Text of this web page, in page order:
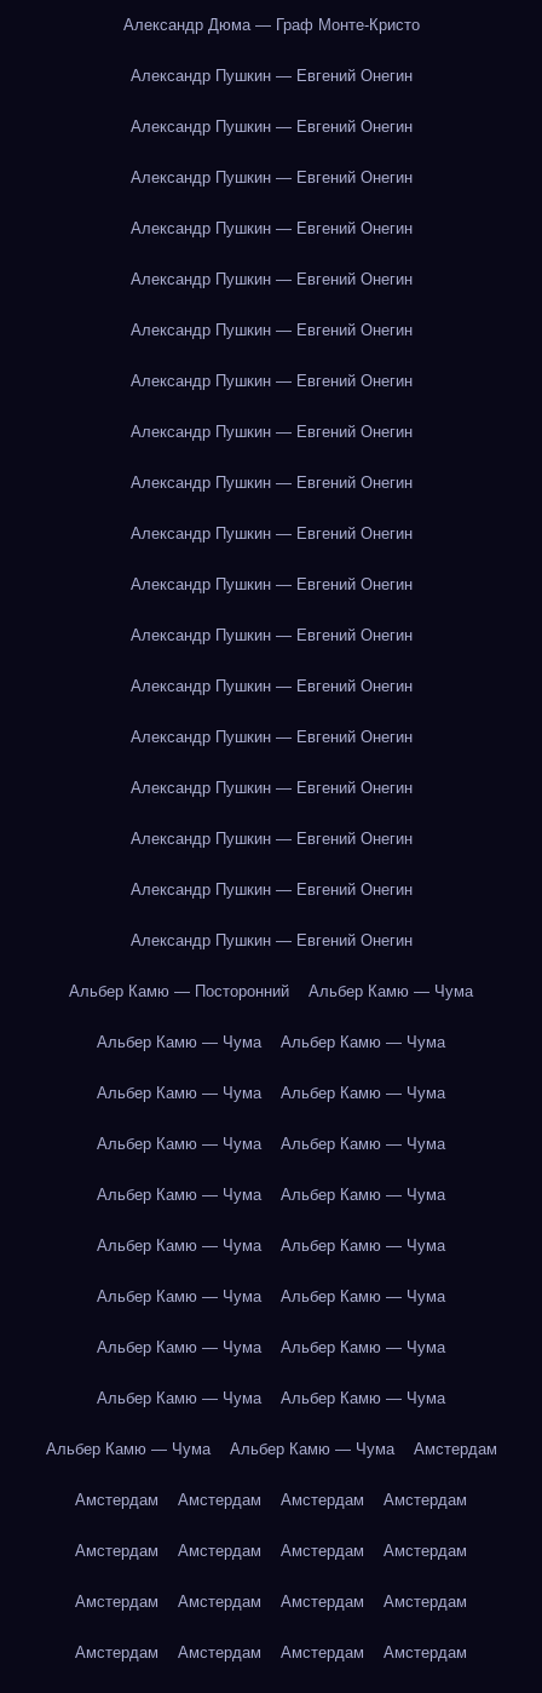
Александр Дюма — Граф Монте-Кристо
Александр Пушкин — Евгений Онегин
Александр Пушкин — Евгений Онегин
Александр Пушкин — Евгений Онегин
Александр Пушкин — Евгений Онегин
Александр Пушкин — Евгений Онегин
Александр Пушкин — Евгений Онегин
Александр Пушкин — Евгений Онегин
Александр Пушкин — Евгений Онегин
Александр Пушкин — Евгений Онегин
Александр Пушкин — Евгений Онегин
Александр Пушкин — Евгений Онегин
Александр Пушкин — Евгений Онегин
Александр Пушкин — Евгений Онегин
Александр Пушкин — Евгений Онегин
Александр Пушкин — Евгений Онегин
Александр Пушкин — Евгений Онегин
Александр Пушкин — Евгений Онегин
Александр Пушкин — Евгений Онегин
Альбер Камю — Посторонний Альбер Камю — Чума
Альбер Камю — Чума Альбер Камю — Чума
Альбер Камю — Чума Альбер Камю — Чума
Альбер Камю — Чума Альбер Камю — Чума
Альбер Камю — Чума Альбер Камю — Чума
Альбер Камю — Чума Альбер Камю — Чума
Альбер Камю — Чума Альбер Камю — Чума
Альбер Камю — Чума Альбер Камю — Чума
Альбер Камю — Чума Альбер Камю — Чума
Альбер Камю — Чума Альбер Камю — Чума Амстердам
Амстердам Амстердам Амстердам Амстердам
Амстердам Амстердам Амстердам Амстердам
Амстердам Амстердам Амстердам Амстердам
Амстердам Амстердам Амстердам Амстердам